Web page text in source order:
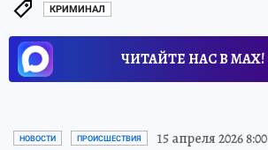
КРИМИНАЛ
ЧИТАЙТЕ НАС В МАХ!
НОВОСТИ ПРОИСШЕСТВИЯ 15 апреля 2026 8:00